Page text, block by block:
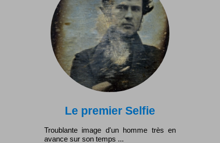
Le premier Selfie
Troublante image d'un homme très en
avance sur son temps ...